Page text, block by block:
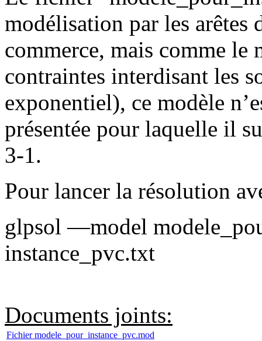
modélisation par les arêtes
commerce, mais comme le
contraintes interdisant les
exponentiel), ce modèle
présentée pour laquelle il
3-1.
Pour lancer la résolution
glpsol —model
instance_pvc.txt
Documents joints:
Fichier modele_pour_instance_pvc.mod